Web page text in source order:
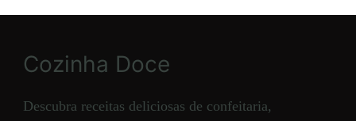
Cozinha Doce
Descubra receitas deliciosas de confeitaria,